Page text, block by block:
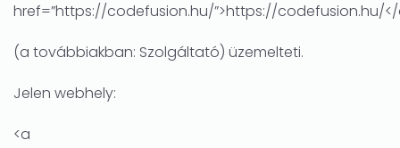
href=”https://codefusion.hu/”>https://codefusion.hu/
(a továbbiakban: Szolgáltató) üzemelteti.
Jelen webhely:
<a